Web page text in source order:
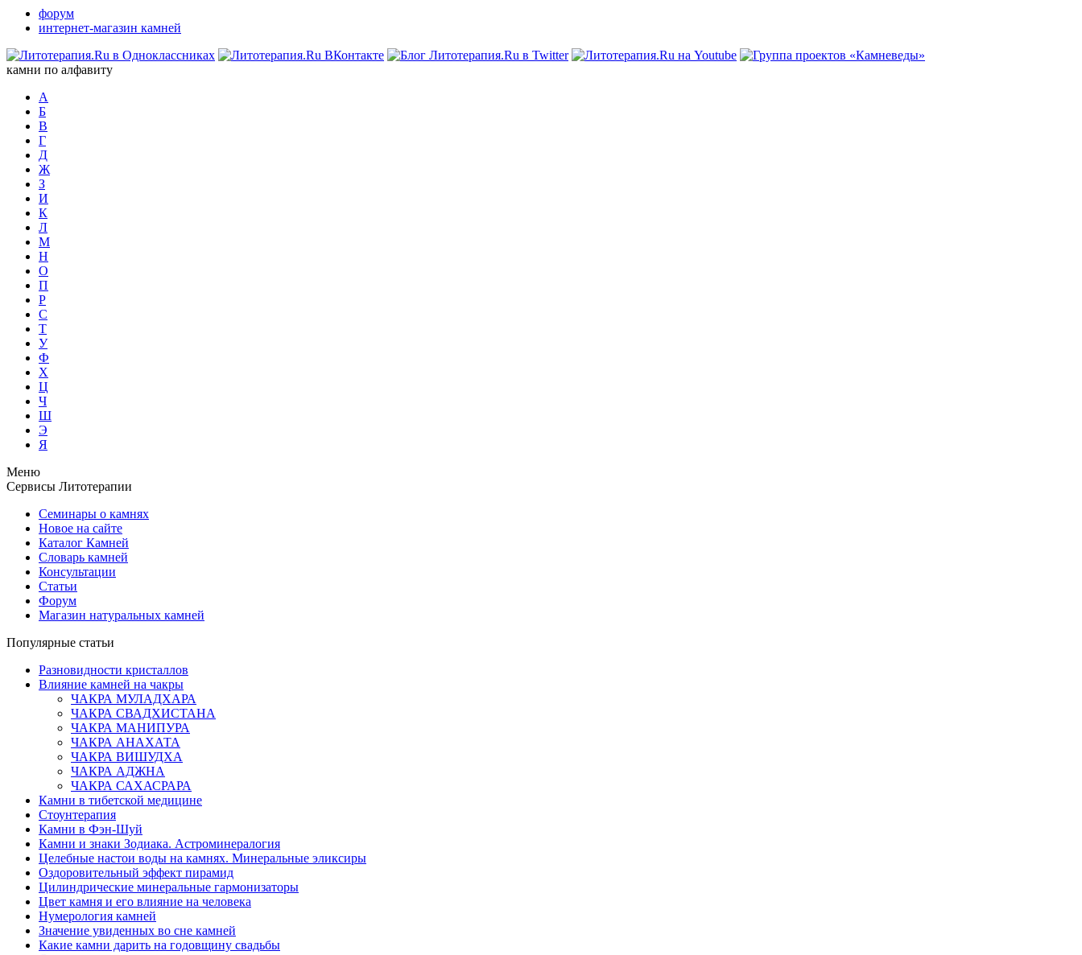
форум
интернет-магазин камней
камни по алфавиту
А
Б
В
Г
Д
Ж
З
И
К
Л
М
Н
О
П
Р
С
Т
У
Ф
Х
Ц
Ч
Ш
Э
Я
Меню
Сервисы Литотерапии
Семинары о камнях
Новое на сайте
Каталог Камней
Словарь камней
Консультации
Статьи
Форум
Магазин натуральных камней
Популярные статьи
Разновидности кристаллов
Влияние камней на чакры
ЧАКРА МУЛАДХАРА
ЧАКРА СВАДХИСТАНА
ЧАКРА МАНИПУРА
ЧАКРА АНАХАТА
ЧАКРА ВИШУДХА
ЧАКРА АДЖНА
ЧАКРА САХАСРАРА
Камни в тибетской медицине
Стоунтерапия
Камни в Фэн-Шуй
Камни и знаки Зодиака. Астроминералогия
Целебные настои воды на камнях. Минеральные эликсиры
Оздоровительный эффект пирамид
Цилиндрические минеральные гармонизаторы
Цвет камня и его влияние на человека
Нумерология камней
Значение увиденных во сне камней
Какие камни дарить на годовщину свадьбы